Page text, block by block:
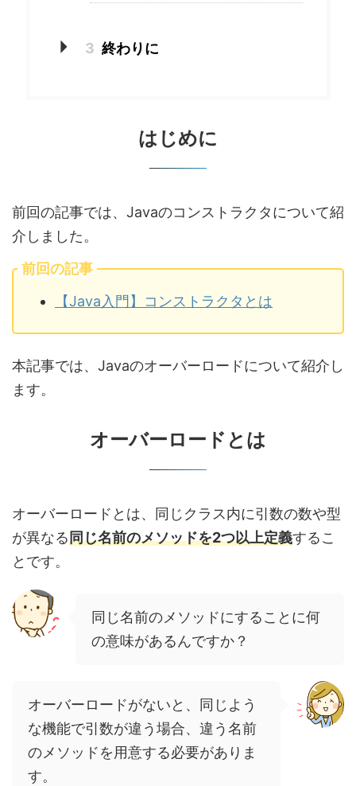
3 終わりに
はじめに
前回の記事では、Javaのコンストラクタについて紹
介しました。
前回の記事
【Java入門】コンストラクタとは
本記事では、Javaのオーバーロードについて紹介し
ます。
オーバーロードとは
オーバーロードとは、同じクラス内に引数の数や型
が異なる同じ名前のメソッドを2つ以上定義するこ
とです。
同じ名前のメソッドにすることに何
の意味があるんですか？
オーバーロードがないと、同じよう
な機能で引数が違う場合、違う名前
のメソッドを用意する必要がありま
す。